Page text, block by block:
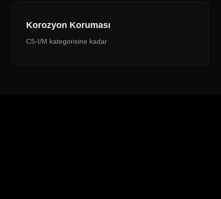
Korozyon Koruması
C5-I/M kategorisine kadar